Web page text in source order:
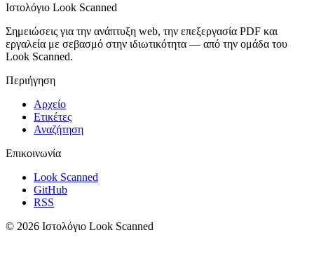
Ιστολόγιο Look Scanned
Σημειώσεις για την ανάπτυξη web, την επεξεργασία PDF και
εργαλεία με σεβασμό στην ιδιωτικότητα — από την ομάδα του
Look Scanned.
Περιήγηση
Αρχείο
Ετικέτες
Αναζήτηση
Επικοινωνία
Look Scanned
GitHub
RSS
© 2026 Ιστολόγιο Look Scanned